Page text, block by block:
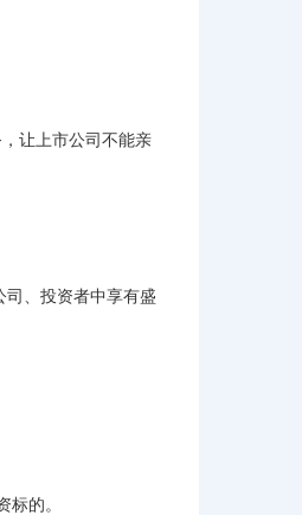
让上市公司不能亲
司、投资者中享有盛
的。